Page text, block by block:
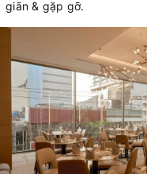
giãn & gặp gỡ.